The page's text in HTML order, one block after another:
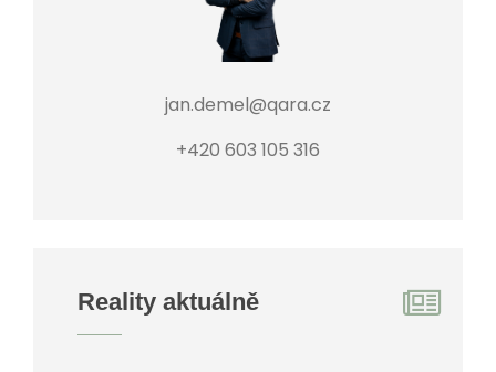
jan.demel@qara.cz
+420 603 105 316
Reality aktuálně